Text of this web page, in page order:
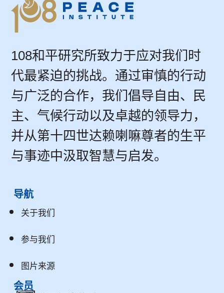
108和平研究所致力于应对我们时
代最紧迫的挑战。通过审慎的行动
与广泛的合作，我们倡导自由、民
主、气候行动以及卓越的领导力，
并从第十四世达赖喇嘛尊者的生平
与事迹中汲取智慧与启发。
导航
关于我们
参与我们
图片来源
会员